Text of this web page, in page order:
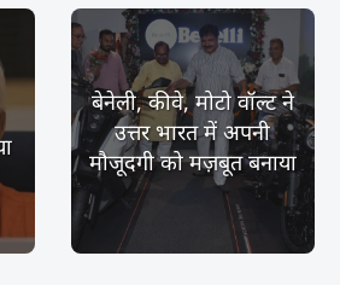
बेनेली, कीवे, मोटो वॉल्ट ने
उत्तर भारत में अपनी
मौजूदगी को मज़बूत बनाया